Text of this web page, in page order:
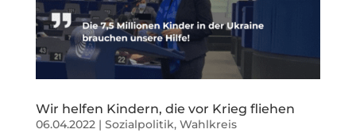
Wir helfen Kindern, die vor Krieg fliehen
06.04.2022| Sozialpolitik, Wahlkreis